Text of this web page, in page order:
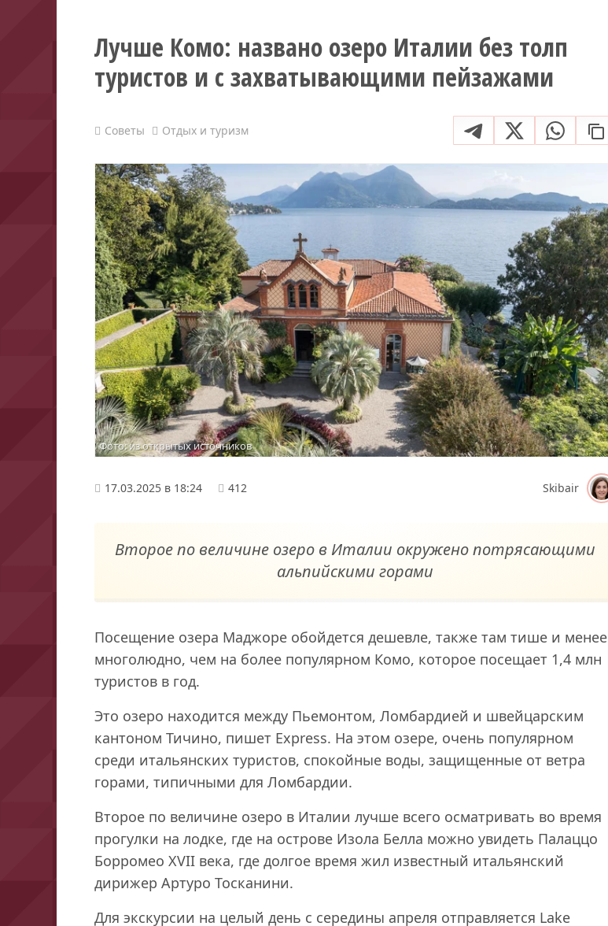
Лучше Комо: названо озеро Италии без толп
туристов и с захватывающими пейзажами
Советы Отдых и туризм
Фото: из открытых источников
17.03.2025 в 18:24 412 Skibair
Второе по величине озеро в Италии окружено потрясающими
альпийскими горами
Посещение озера Маджоре обойдется дешевле, также там тише и менее
многолюдно, чем на более популярном Комо, которое посещает 1,4 млн
туристов в год.
Это озеро находится между Пьемонтом, Ломбардией и швейцарским
кантоном Тичино, пишет Express. На этом озере, очень популярном
среди итальянских туристов, спокойные воды, защищенные от ветра
горами, типичными для Ломбардии.
Второе по величине озеро в Италии лучше всего осматривать во время
прогулки на лодке, где на острове Изола Белла можно увидеть Палаццо
Борромео XVII века, где долгое время жил известный итальянский
дирижер Артуро Тосканини.
Для экскурсии на целый день с середины апреля отправляется Lake